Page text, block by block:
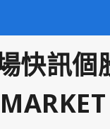
快訊個